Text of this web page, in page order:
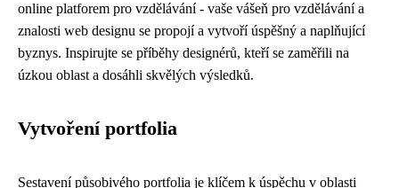
online platforem pro vzdělávání - vaše vášeň pro vzdělávání a
znalosti web designu se propojí a vytvoří úspěšný a naplňující
byznys. Inspirujte se příběhy designérů, kteří se zaměřili na
úzkou oblast a dosáhli skvělých výsledků.
Vytvoření portfolia
Sestavení působivého portfolia je klíčem k úspěchu v oblasti